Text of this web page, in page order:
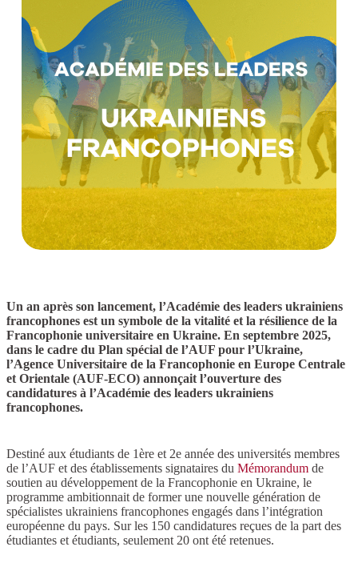
Un an après son lancement, l’Académie des leaders ukrainiens
francophones est un symbole de la vitalité et la résilience de la
Francophonie universitaire en Ukraine. En septembre 2025,
dans le cadre du Plan spécial de l’AUF pour l’Ukraine,
l’Agence Universitaire de la Francophonie en Europe Centrale
et Orientale (AUF-ECO) annonçait l’ouverture des
candidatures à l’Académie des leaders ukrainiens
francophones.
Destiné aux étudiants de 1ère et 2e année des universités membres
de l’AUF et des établissements signataires du Mémorandum de
soutien au développement de la Francophonie en Ukraine, le
programme ambitionnait de former une nouvelle génération de
spécialistes ukrainiens francophones engagés dans l’intégration
européenne du pays. Sur les 150 candidatures reçues de la part des
étudiantes et étudiants, seulement 20 ont été retenues.